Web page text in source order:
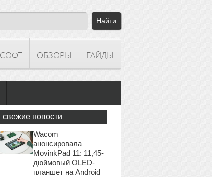
СОФТ ОБЗОРЫ ГАЙДЫ
свежие новости
Wacom
анонсировала
MovinkPad 11: 11,45-
дюймовый OLED-
планшет на Android